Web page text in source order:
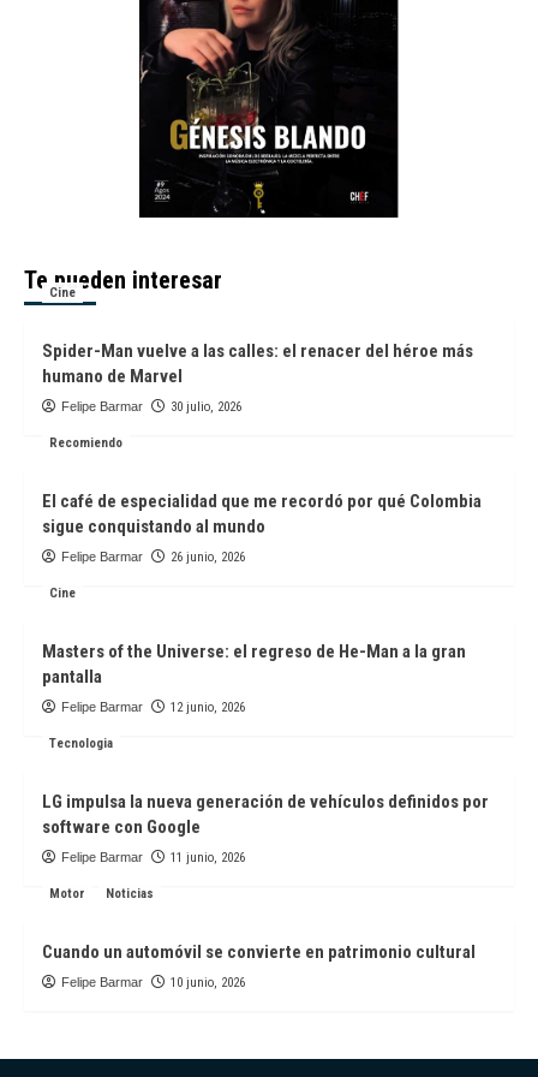
Te pueden interesar
Cine
Spider-Man vuelve a las calles: el renacer del héroe más
humano de Marvel
Felipe Barmar 30 julio, 2026
Recomiendo
El café de especialidad que me recordó por qué Colombia
sigue conquistando al mundo
Felipe Barmar 26 junio, 2026
Cine
Masters of the Universe: el regreso de He-Man a la gran
pantalla
Felipe Barmar 12 junio, 2026
Tecnologia
LG impulsa la nueva generación de vehículos definidos por
software con Google
Felipe Barmar 11 junio, 2026
Motor Noticias
Cuando un automóvil se convierte en patrimonio cultural
Felipe Barmar 10 junio, 2026